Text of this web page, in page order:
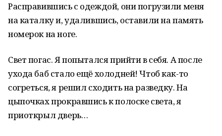
Расправившись с одеждой, они погрузили меня
на каталку и, удалившись, оставили на память
номерок на ноге.
Свет погас. Я попытался прийти в себя. А после
ухода баб стало ещё холодней! Чтоб как-то
согреться, я решил сходить на разведку. На
цыпочках прокравшись к полоске света, я
приоткрыл дверь…